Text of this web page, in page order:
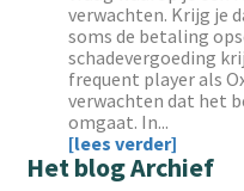
verwachten. Krijg je
soms de betaling
schadevergoeding
frequent player als
verwachten dat het
omgaat. In...
[lees verder]
Het blog Archief